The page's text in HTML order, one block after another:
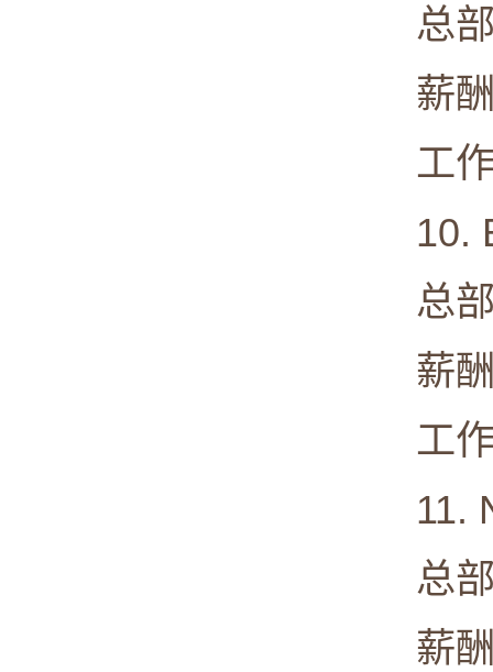
总部:
薪酬
工作
10.
总部:
薪酬
工作
11.
总部:
薪酬